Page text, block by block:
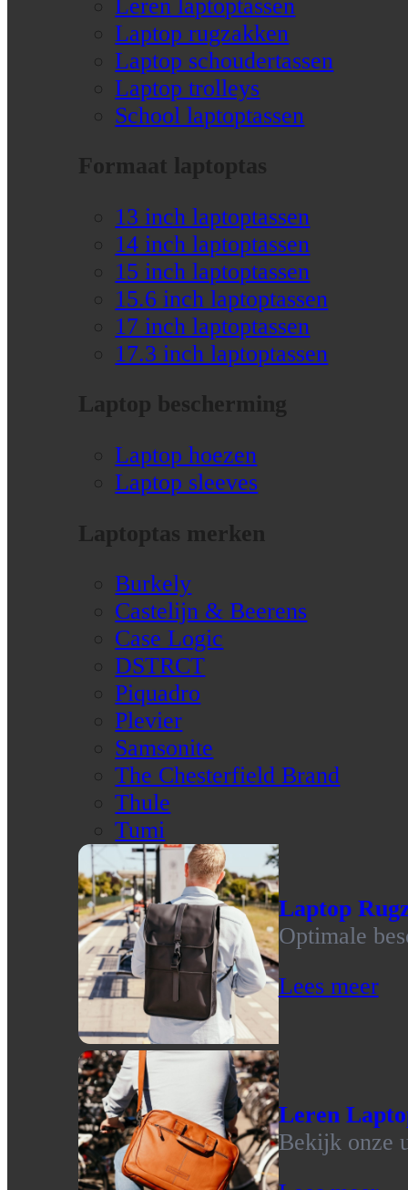
Leren laptoptassen
Laptop rugzakken
Laptop schoudertassen
Laptop trolleys
School laptoptassen
Formaat laptoptas
13 inch laptoptassen
14 inch laptoptassen
15 inch laptoptassen
15.6 inch laptoptassen
17 inch laptoptassen
17.3 inch laptoptassen
Laptop bescherming
Laptop hoezen
Laptop sleeves
Laptoptas merken
Burkely
Castelijn & Beerens
Case Logic
DSTRCT
Piquadro
Plevier
Samsonite
The Chesterfield Brand
Thule
Tumi
Laptop
Optimale
Lees meer
Leren
Bekijk onze